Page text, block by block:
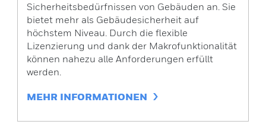
Sicherheitsbedürfnissen von Gebäuden an. Sie
bietet mehr als Gebäudesicherheit auf
höchstem Niveau. Durch die flexible
Lizenzierung und dank der Makrofunktionalität
können nahezu alle Anforderungen erfüllt
werden.
MEHR INFORMATIONEN